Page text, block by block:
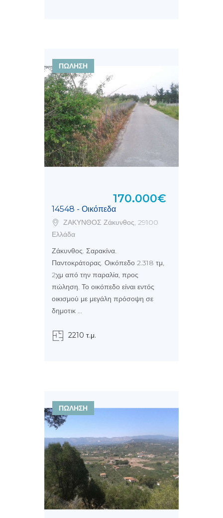
ΠΩΛΗΣΗ
14548 - Οικόπεδα
170.000€
ΖΑΚΥΝΘΟΣ Ζάκυνθος, 29100
Ελλάδα
Ζάκυνθος. Σαρακίνα.
Παντοκράτορας. Οικόπεδο 2.318 τμ,
2χμ από την παραλία, προς
πώληση. Το οικόπεδο είναι εντός
οικισμού με μεγάλη πρόσοψη σε
δημοτικ ...
2210 τ.μ.
ΠΩΛΗΣΗ